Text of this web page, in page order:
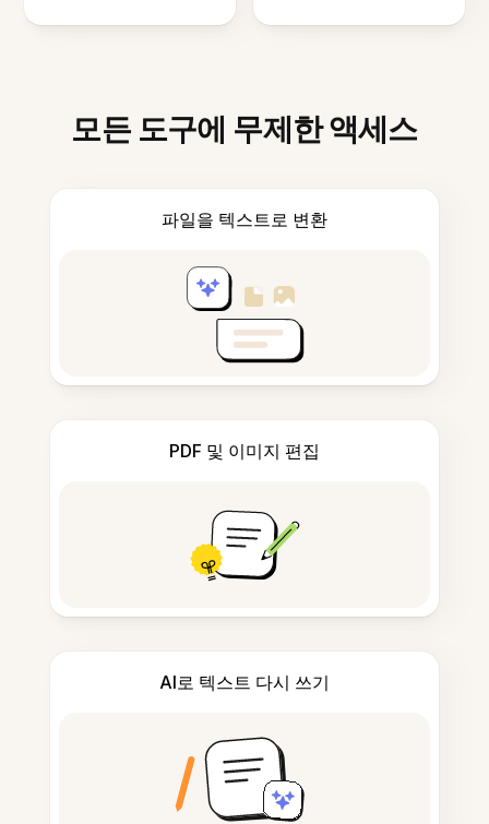
모든 도구에 무제한 액세스
파일을 텍스트로 변환
PDF 및 이미지 편집
AI로 텍스트 다시 쓰기